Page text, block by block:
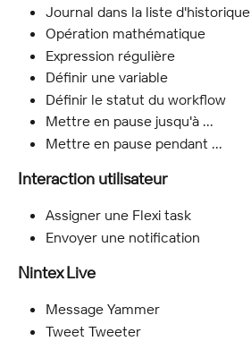
Journal dans la liste d'historique
Opération mathématique
Expression régulière
Définir une variable
Définir le statut du workflow
Mettre en pause jusqu'à ...
Mettre en pause pendant ...
Interaction utilisateur
Assigner une Flexi task
Envoyer une notification
Nintex Live
Message Yammer
Tweet Tweeter